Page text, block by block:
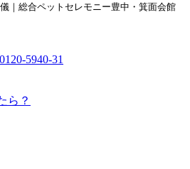
｜総合ペットセレモニー豊中・箕面会館
0120-5940-31
ら？